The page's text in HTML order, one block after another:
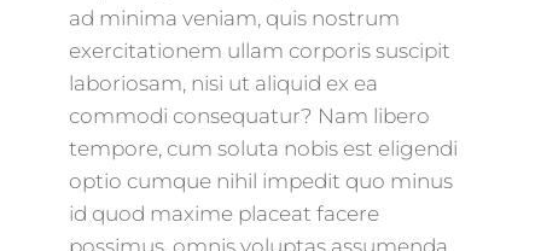
ad minima veniam, quis nostrum
exercitationem ullam corporis suscipit
laboriosam, nisi ut aliquid ex ea
commodi consequatur? Nam libero
tempore, cum soluta nobis est eligendi
optio cumque nihil impedit quo minus
id quod maxime placeat facere